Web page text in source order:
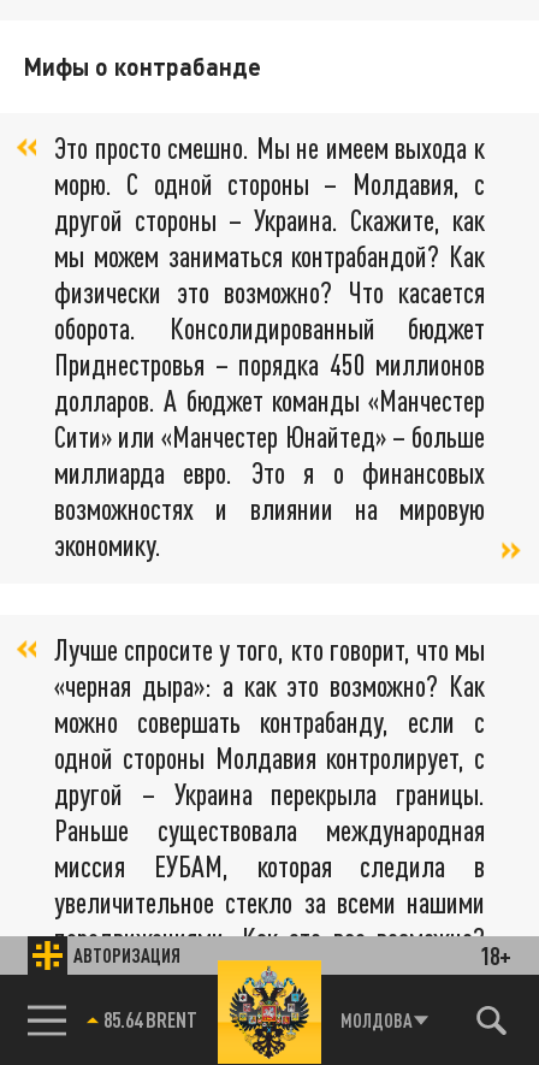
АВТОРИЗАЦИЯ 18+
85.64 BRENT МОЛДОВА
Мифы о контрабанде
Это просто смешно. Мы не имеем выхода к
морю. С одной стороны – Молдавия, с
другой стороны – Украина. Скажите, как
мы можем заниматься контрабандой? Как
физически это возможно? Что касается
оборота. Консолидированный бюджет
Приднестровья – порядка 450 миллионов
долларов. А бюджет команды «Манчестер
Сити» или «Манчестер Юнайтед» – больше
миллиарда евро. Это я о финансовых
возможностях и влиянии на мировую
экономику.
Лучше спросите у того, кто говорит, что мы
«черная дыра»: а как это возможно? Как
можно совершать контрабанду, если с
одной стороны Молдавия контролирует, с
другой – Украина перекрыла границы.
Раньше существовала международная
миссия ЕУБАМ, которая следила в
увеличительное стекло за всеми нашими
передвижениями. Как это все возможно?
Это невозможно. Это все лживые
стереотипы.